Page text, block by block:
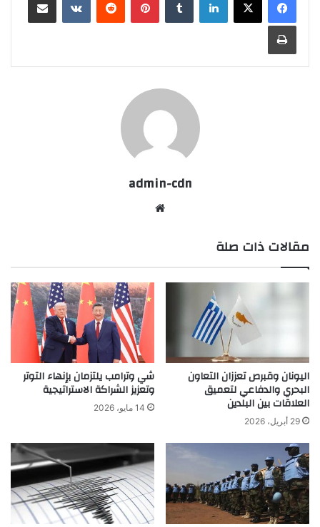
طباعة
admin-cdn
مقالات ذات صلة
اليونان وقبرص تعززان التعاون
البحري والدفاعي لتعميق
العلاقات بين البلدين
29 أبريل، 2026
شي وترامب يلتزمان بإنهاء التوتر
وتعزيز الشراكة الاستراتيجية
14 مايو، 2026